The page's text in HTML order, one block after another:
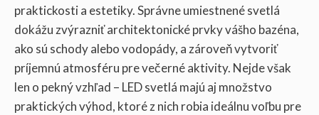
praktickosti a estetiky. Správne umiestnené svetlá
dokážu zvýrazniť architektonické prvky vášho bazéna,
ako sú schody alebo vodopády, a zároveň vytvoriť
príjemnú atmosféru pre večerné aktivity. Nejde však
len o pekný vzhľad – LED svetlá majú aj množstvo
praktických výhod, ktoré z nich robia ideálnu voľbu pre